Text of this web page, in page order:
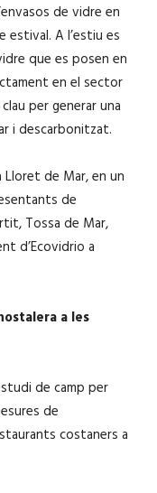
de vidre en
estival. A l’estiu es
que es posen en
en el sector
per generar una
i descarbonitzat.
de Mar, en un
de
Tossa de Mar,
d’Ecovidrio a
a les
de camp per
de
costaners a